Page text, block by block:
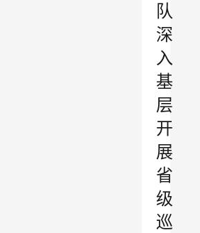
队
深
入
基
层
开
展
省
级
巡